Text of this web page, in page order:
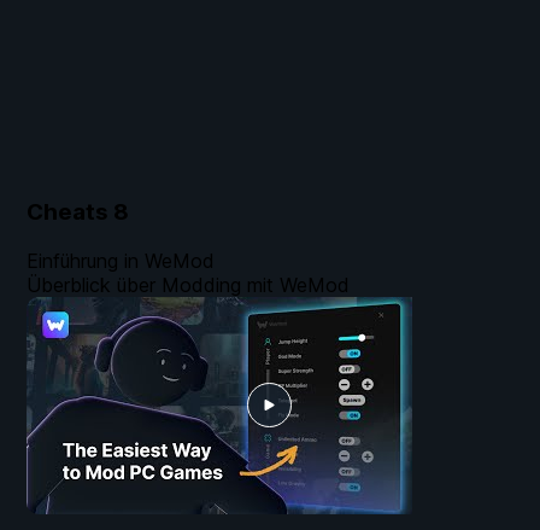
Cheats 8
Einführung in WeMod
Überblick über Modding mit WeMod